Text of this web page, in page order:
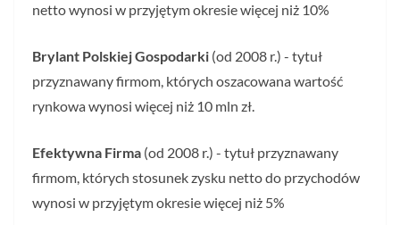
netto wynosi w przyjętym okresie więcej niż 10%
Brylant Polskiej Gospodarki (od 2008 r.) - tytuł
przyznawany firmom, których oszacowana wartość
rynkowa wynosi więcej niż 10 mln zł.
Efektywna Firma (od 2008 r.) - tytuł przyznawany
firmom, których stosunek zysku netto do przychodów
wynosi w przyjętym okresie więcej niż 5%